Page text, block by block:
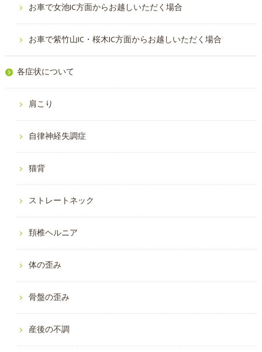
お車で女池IC方面からお越しいただく場合
お車で紫竹山IC・桜木IC方面からお越しいただく場合
各症状について
肩こり
自律神経失調症
猫背
ストレートネック
頚椎ヘルニア
体の歪み
骨盤の歪み
産後の不調